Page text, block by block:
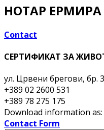
НОТАР
Contact
СЕРТИФИКАТ ЗА
ул. Црвени брегови, бр.
+389 02 2600 531
+389 78 275 175
Download information as:
Contact Form